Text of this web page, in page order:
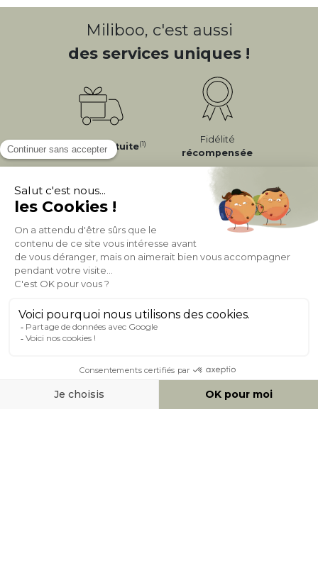
Miliboo, c'est aussi
des services uniques !
LivraisonGratuite(1)
Fidélité
récompensée
Expéditionen
24/72h
Appel gratuit
0 20 88 04 14
À PROPOS DE MILIBOO